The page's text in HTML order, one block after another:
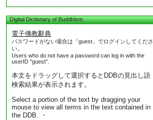
Digital Dictionary of Buddhism
電子佛教辭典
パスワードがない場合は「guest」でログインしてくださ
い。
Users who do not have a password can log in with the
userID "guest".
本文をドラッグして選択するとDDBの見出し語
検索結果が表示されます。
Select a portion of the text by dragging your
mouse to view all terms in the text contained in
the DDB. ・